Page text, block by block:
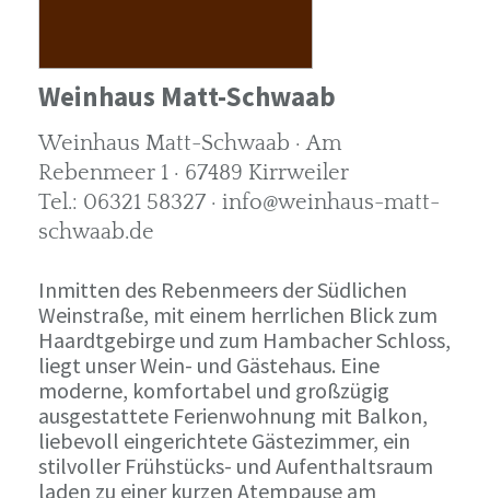
Weinhaus Matt-Schwaab
Weinhaus Matt-Schwaab · Am
Rebenmeer 1 · 67489 Kirrweiler
Tel.: 06321 58327 · info@weinhaus-matt-
schwaab.de
Inmitten des Rebenmeers der Südlichen
Weinstraße, mit einem herrlichen Blick zum
Haardtgebirge und zum Hambacher Schloss,
liegt unser Wein- und Gästehaus. Eine
moderne, komfortabel und großzügig
ausgestattete Ferienwohnung mit Balkon,
liebevoll eingerichtete Gästezimmer, ein
stilvoller Frühstücks- und Aufenthaltsraum
laden zu einer kurzen Atempause am